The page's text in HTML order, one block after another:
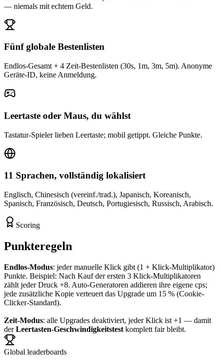
— niemals mit echtem Geld.
Fünf globale Bestenlisten
Endlos-Gesamt + 4 Zeit-Bestenlisten (30s, 1m, 3m, 5m). Anonyme
Geräte-ID, keine Anmeldung.
Leertaste oder Maus, du wählst
Tastatur-Spieler lieben Leertaste; mobil getippt. Gleiche Punkte.
11 Sprachen, vollständig lokalisiert
Englisch, Chinesisch (vereinf./trad.), Japanisch, Koreanisch,
Spanisch, Französisch, Deutsch, Portugiesisch, Russisch, Arabisch.
Scoring
Punkteregeln
Endlos-Modus: jeder manuelle Klick gibt (1 + Klick-Multiplikator)
Punkte. Beispiel: Nach Kauf der ersten 3 Klick-Multiplikatoren
zählt jeder Druck +8. Auto-Generatoren addieren ihre eigene cps;
jede zusätzliche Kopie verteuert das Upgrade um 15 % (Cookie-
Clicker-Standard).
Zeit-Modus: alle Upgrades deaktiviert, jeder Klick ist +1 — damit
derLeertasten-Geschwindigkeitstest komplett fair bleibt.
Global leaderboards